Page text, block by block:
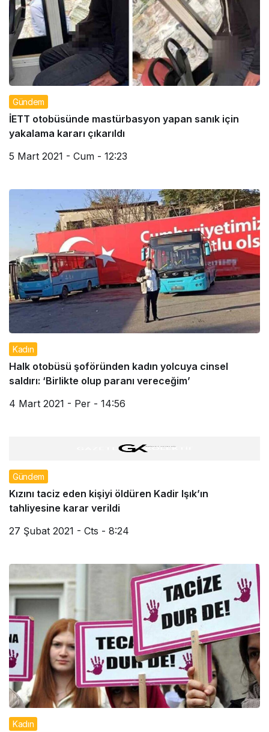
Gündem
İETT otobüsünde mastürbasyon yapan sanık için
yakalama kararı çıkarıldı
5 Mart 2021 - Cum - 12:23
Kadın
Halk otobüsü şoföründen kadın yolcuya cinsel
saldırı: ‘Birlikte olup paranı vereceğim’
4 Mart 2021 - Per - 14:56
Gündem
Kızını taciz eden kişiyi öldüren Kadir Işık’ın
tahliyesine karar verildi
27 Şubat 2021 - Cts - 8:24
Kadın